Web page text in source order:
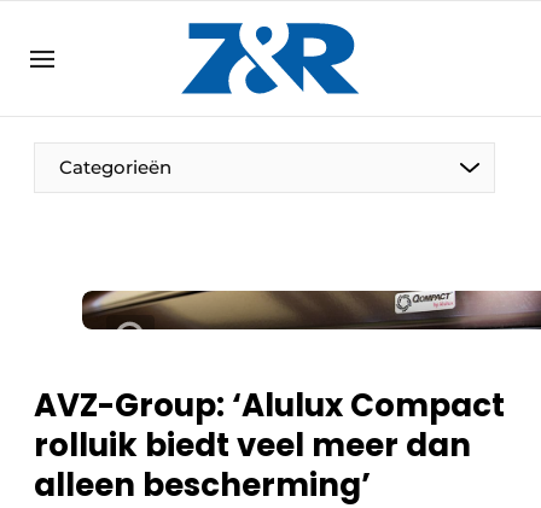
DE EN
NL
Categorieën
AVZ-Group: ‘Alulux Compact
rolluik biedt veel meer dan
alleen bescherming’